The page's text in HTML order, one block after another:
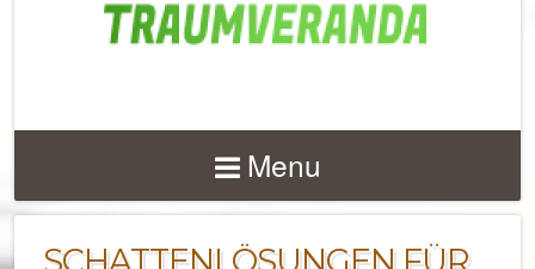
ZU
UND VERANDEN
Menu